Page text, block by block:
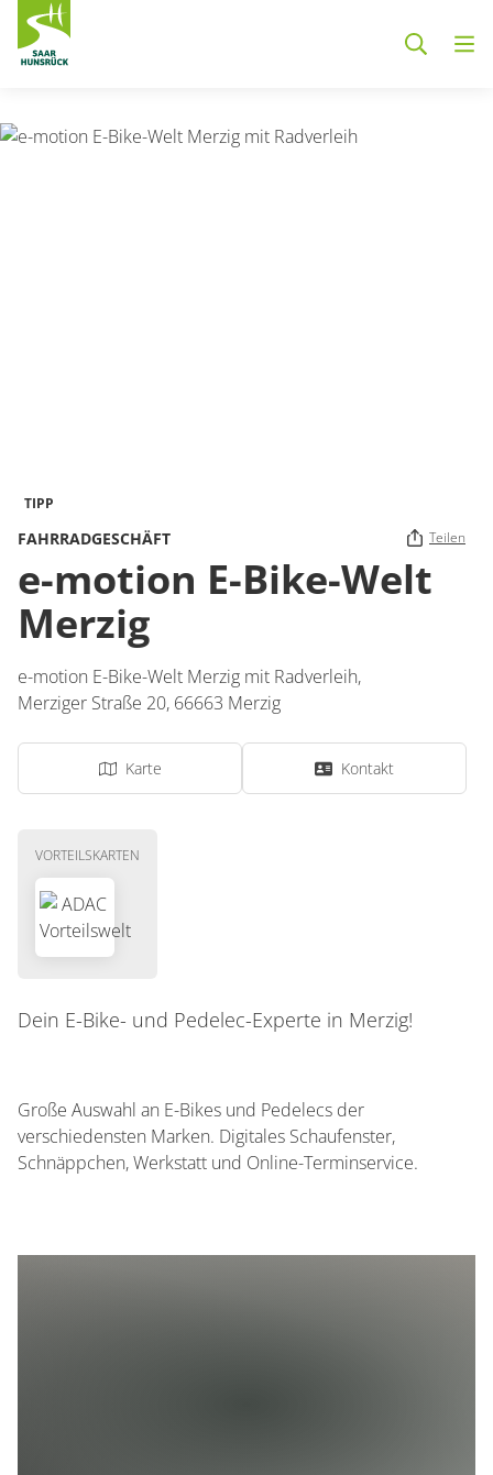
TIPP
FAHRRADGESCHÄFT Teilen
e-motion E-Bike-Welt
Merzig
e-motion E-Bike-Welt Merzig mit Radverleih,
Merziger Straße 20, 66663 Merzig
Karte Kontakt
VORTEILSKARTEN
Dein E-Bike- und Pedelec-Experte in Merzig!
Große Auswahl an E-Bikes und Pedelecs der
verschiedensten Marken. Digitales Schaufenster,
Schnäppchen, Werkstatt und Online-Terminservice.